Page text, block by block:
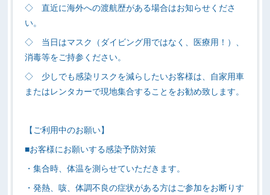
◇ 直近に海外への渡航歴がある場合はお知らせくださ
い。
◇ 当日はマスク（ダイビング用ではなく、医療用！）、
消毒等をご持参ください。
◇ 少しでも感染リスクを減らしたいお客様は、自家用車
またはレンタカーで現地集合することをお勧め致します。
【ご利用中のお願い】
■お客様にお願いする感染予防対策
・集合時、体温を測らせていただきます。
・発熱、咳、体調不良の症状がある方はご参加をお断りす